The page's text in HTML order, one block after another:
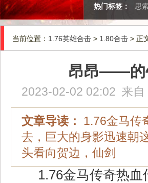
热门标签： 思
当前位置： 1.76英雄合击 > 1.80合击 > 正
昂昂——的
2023-02-02 02:02 来自
文章导读：
1.76金马传
去，巨大的身影迅速朝
头看向贺边，仙剑
1.76金马传奇热血